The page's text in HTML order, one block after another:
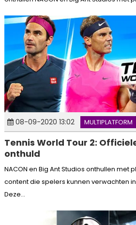
08-09-2020 13:02 MULTIPLATFORM
Tennis World Tour 2:
onthuld
NACON en Big Ant Studios onthullen met
content die spelers kunnen verwachten in
Deze...